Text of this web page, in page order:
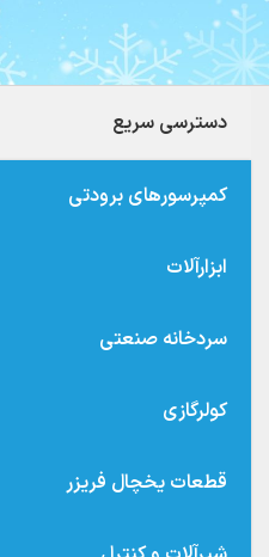
دسترسی سریع
کمپرسورهای برودتی
ابزارآلات
سردخانه صنعتی
کولرگازی
قطعات یخچال فریزر